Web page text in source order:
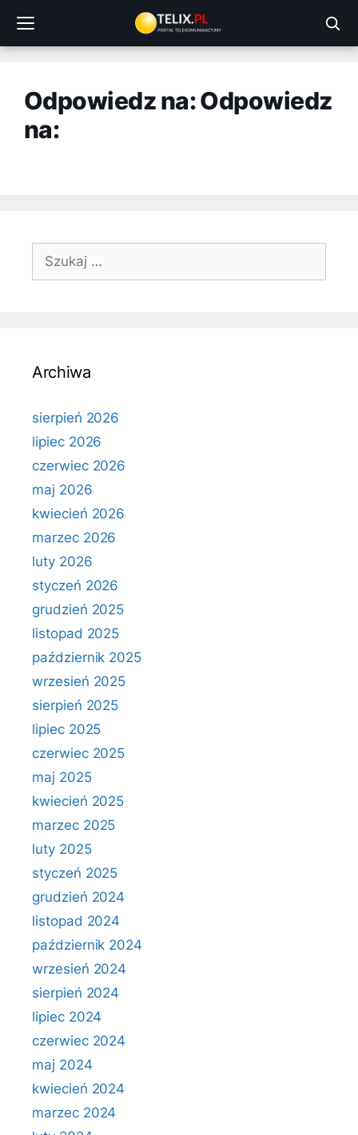
treści
Odpowiedz na: Odpowiedz
na:
Szukaj:
Archiwa
sierpień 2026
lipiec 2026
czerwiec 2026
maj 2026
kwiecień 2026
marzec 2026
luty 2026
styczeń 2026
grudzień 2025
listopad 2025
październik 2025
wrzesień 2025
sierpień 2025
lipiec 2025
czerwiec 2025
maj 2025
kwiecień 2025
marzec 2025
luty 2025
styczeń 2025
grudzień 2024
listopad 2024
październik 2024
wrzesień 2024
sierpień 2024
lipiec 2024
czerwiec 2024
maj 2024
kwiecień 2024
marzec 2024